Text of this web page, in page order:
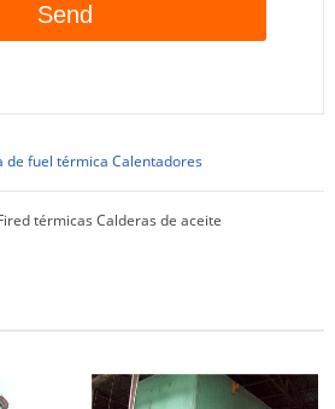
de fuel térmica Calentadores
térmicas Calderas de aceite